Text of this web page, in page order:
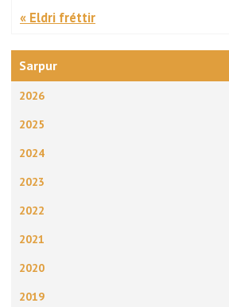
Sarpur
2026
2025
2024
2023
2022
2021
2020
2019
« Eldri fréttir